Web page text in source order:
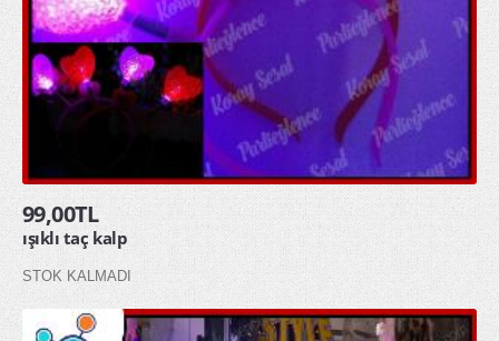
99,00TL
ışıklı taç kalp
STOK KALMADI